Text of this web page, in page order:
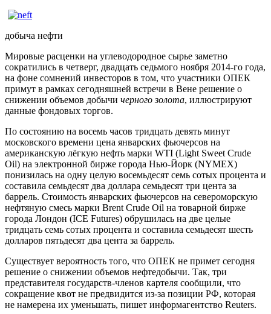
добыча нефти
Мировые расценки на углеводородное сырье заметно
сократились в четверг, двадцать седьмого ноября 2014-го года,
на фоне сомнений инвесторов в том, что участники ОПЕК
примут в рамках сегодняшней встречи в Вене решение о
снижении объемов добычи черного золота, иллюстрируют
данные фондовых торгов.
По состоянию на восемь часов тридцать девять минут
московского времени цена январских фьючерсов на
американскую лёгкую нефть марки WTI (Light Sweet Crude
Oil) на электронной бирже города Нью-Йорк (NYMEX)
понизилась на одну целую восемьдесят семь сотых процента и
составила семьдесят два доллара семьдесят три цента за
баррель. Стоимость январских фьючерсов на североморскую
нефтяную смесь марки Brent Crude Oil на товарной бирже
города Лондон (ICE Futures) обрушилась на две целые
тридцать семь сотых процента и составила семьдесят шесть
долларов пятьдесят два цента за баррель.
Существует вероятность того, что ОПЕК не примет сегодня
решение о снижении объемов нефтедобычи. Так, три
представителя государств-членов картеля сообщили, что
сокращение квот не предвидится из-за позиции РФ, которая
не намерена их уменьшать, пишет информагентство Reuters.